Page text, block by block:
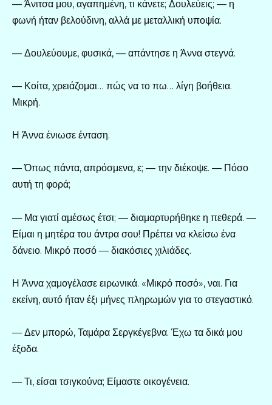
— Άνιτσα μου, αγαπημένη, τι κάνετε; Δουλεύεις; — η
φωνή ήταν βελούδινη, αλλά με μεταλλική υποψία.
— Δουλεύουμε, φυσικά, — απάντησε η Άννα στεγνά.
— Κοίτα, χρειάζομαι… πώς να το πω… λίγη βοήθεια.
Μικρή.
Η Άννα ένιωσε ένταση.
— Όπως πάντα, απρόσμενα, ε; — την διέκοψε. — Πόσο
αυτή τη φορά;
— Μα γιατί αμέσως έτσι; — διαμαρτυρήθηκε η πεθερά. —
Είμαι η μητέρα του άντρα σου! Πρέπει να κλείσω ένα
δάνειο. Μικρό ποσό — διακόσιες χιλιάδες.
Η Άννα χαμογέλασε ειρωνικά. «Μικρό ποσό», ναι. Για
εκείνη, αυτό ήταν έξι μήνες πληρωμών για το στεγαστικό.
— Δεν μπορώ, Ταμάρα Σεργκέγεβνα. Έχω τα δικά μου
έξοδα.
— Τι, είσαι τσιγκούνα; Είμαστε οικογένεια.